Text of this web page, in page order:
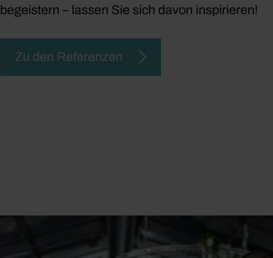
begeistern – lassen Sie sich davon inspirieren!
Zu den Referenzen